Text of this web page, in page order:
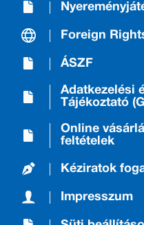
Foreign
ÁSZF
Adatkezelési
Tájékoztató
Online
feltételek
Kéziratok
Impresszum